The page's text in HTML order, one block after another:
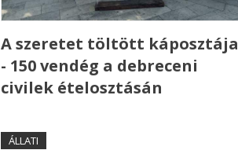
A szeretet töltött káposztája
- 150 vendég a debreceni
civilek ételosztásán
ÁLLATI